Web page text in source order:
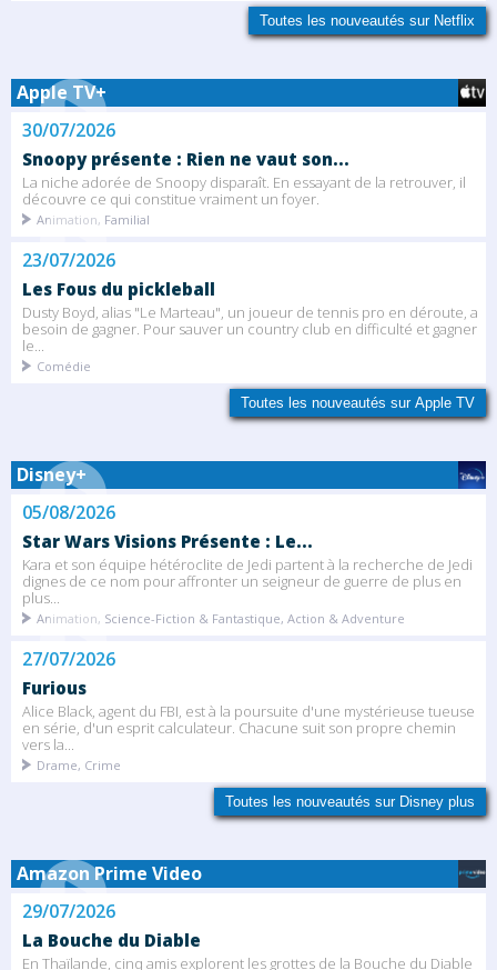
Toutes les nouveautés sur Netflix
Apple TV+
30/07/2026
Snoopy présente : Rien ne vaut son...
La niche adorée de Snoopy disparaît. En essayant de la retrouver, il
découvre ce qui constitue vraiment un foyer.
Animation, Familial
23/07/2026
Les Fous du pickleball
Dusty Boyd, alias "Le Marteau", un joueur de tennis pro en déroute, a
besoin de gagner. Pour sauver un country club en difficulté et gagner
le...
Comédie
Toutes les nouveautés sur Apple TV
Disney+
05/08/2026
Star Wars Visions Présente : Le...
Kara et son équipe hétéroclite de Jedi partent à la recherche de Jedi
dignes de ce nom pour affronter un seigneur de guerre de plus en
plus...
Animation, Science-Fiction & Fantastique, Action & Adventure
27/07/2026
Furious
Alice Black, agent du FBI, est à la poursuite d'une mystérieuse tueuse
en série, d'un esprit calculateur. Chacune suit son propre chemin
vers la...
Drame, Crime
Toutes les nouveautés sur Disney plus
Amazon Prime Video
29/07/2026
La Bouche du Diable
En Thaïlande, cinq amis explorent les grottes de la Bouche du Diable